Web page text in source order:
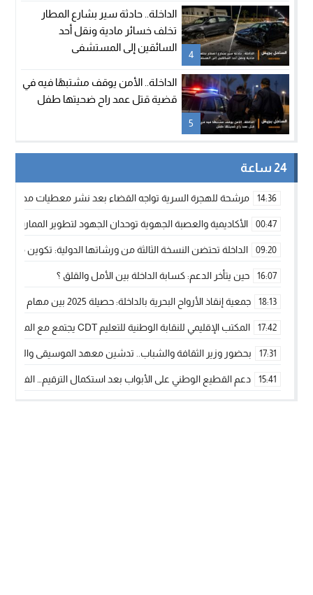
4
الداخلة.. حادثة سير بشارع المطار
تخلف خسائر مادية ونقل أحد
السائقين إلى المستشفى
5
الداخلة.. الأمن يوقف مشتبهًا فيه في
قضية قتل عمد راح ضحيتها طفل
24 ساعة
14:36 مرشحة للهجرة السرية تواجه القضاء بعد نشر معطيات مضللة
00:47 الأكاديمية والعصبة الجهوية توحدان الجهود لتطوير الممارسة
09:20 الداخلة تحتضن النسخة الثالثة من ورشاتها الدولية: تكوين
16:07 حين يتأخر الدعم: كسابة الداخلة بين الأمل والقلق ؟
18:13 جمعية إنقاذ الأرواح البحرية بالداخلة: حصيلة 2025 بين مهام الإنقاذ ومشروع “دار البحار”
17:42 المكتب الإقليمي للنقابة الوطنية للتعليم CDT يجتمع مع المدير الإقليمي لمناقشة ملفات جوهرية لنساء ورجال التعليم
17:31 بحضور وزير الثقافة والشباب.. تدشين معهد الموسيقى والفنون
15:41 دعم القطيع الوطني على الأبواب بعد استكمال الترقيم…